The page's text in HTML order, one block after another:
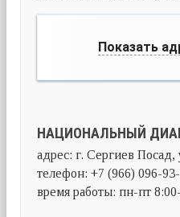
Показать
НАЦИОНАЛЬНЫЙ
адрес: г. Сергиев Посад,
телефон: +7 (966) 096-
время работы: пн-пт